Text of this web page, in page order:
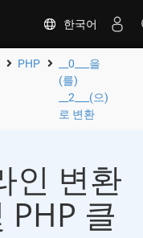
한국어
PHP
__0___을
(를)
__2___(으)
로 변환
인 변환
클